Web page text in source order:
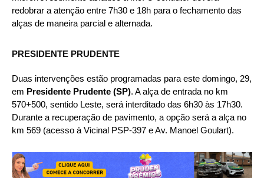
redobrar a atenção entre 7h30 e 18h para o fechamento das
alças de maneira parcial e alternada.
PRESIDENTE PRUDENTE
Duas intervenções estão programadas para este domingo, 29,
em Presidente Prudente (SP). A alça de entrada no km
570+500, sentido Leste, será interditado das 6h30 às 17h30.
Durante a recuperação de pavimento, a opção será a alça no
km 569 (acesso à Vicinal PSP-397 e Av. Manoel Goulart).